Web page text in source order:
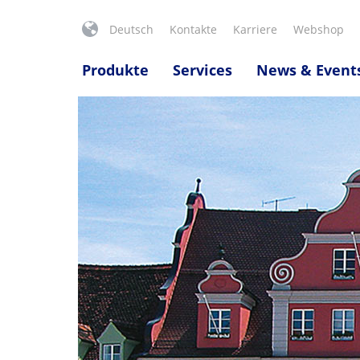
Deutsch Kontakte Karriere Webshop
Produkte Services News &